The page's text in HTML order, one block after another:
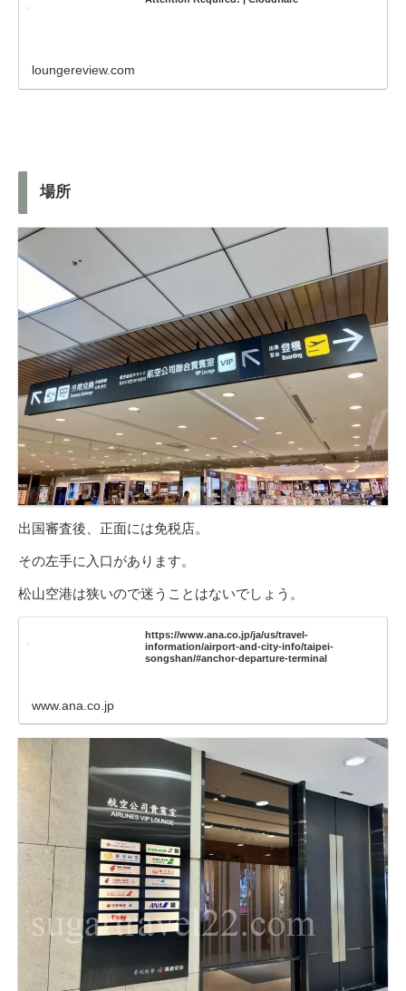
loungereview.com
場所
出国審査後、正面には免税店。
その左手に入口があります。
松山空港は狭いので迷うことはないでしょう。
https://www.ana.co.jp/ja/us/travel-
information/airport-and-city-info/taipei-
songshan/#anchor-departure-terminal
www.ana.co.jp